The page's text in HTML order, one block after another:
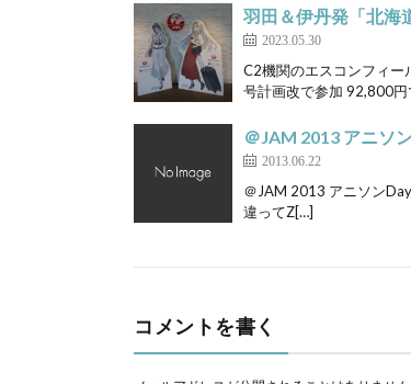
羽田＆伊丹発「北海
2023.05.30
C2機関のエスコンフィー
号計画改で参加 92,800
＠JAM 2013 アニソ
2013.06.22
＠JAM 2013 アニソン
違ってZ[…]
コメントを書く